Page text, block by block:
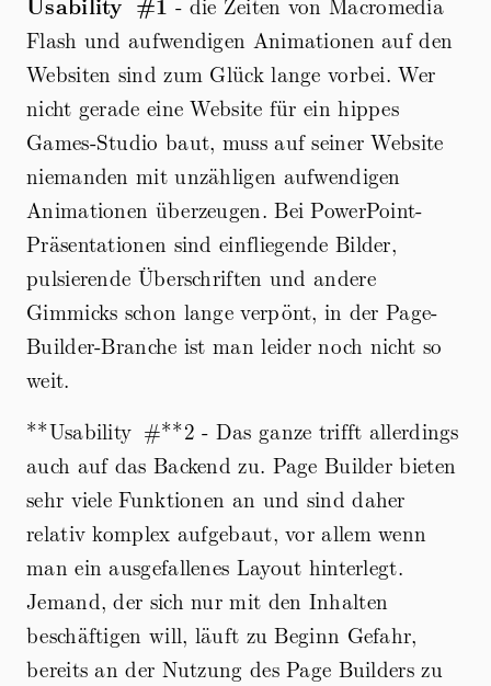
Flash und aufwendigen Animationen auf den
Websiten sind zum Glück lange vorbei. Wer
nicht gerade eine Website für ein hippes
Games-Studio baut, muss auf seiner Website
niemanden mit unzähligen aufwendigen
Animationen überzeugen. Bei PowerPoint-
Präsentationen sind einfliegende Bilder,
pulsierende Überschriften und andere
Gimmicks schon lange verpönt, in der Page-
Builder-Branche ist man leider noch nicht so
weit.
**Usability #**2 - Das ganze trifft allerdings
auch auf das Backend zu. Page Builder bieten
sehr viele Funktionen an und sind daher
relativ komplex aufgebaut, vor allem wenn
man ein ausgefallenes Layout hinterlegt.
Jemand, der sich nur mit den Inhalten
beschäftigen will, läuft zu Beginn Gefahr,
bereits an der Nutzung des Page Builders zu